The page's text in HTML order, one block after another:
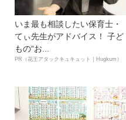
いま最も相談したい保育士・
てぃ先生がアドバイス！ 子ど
もの“お...
PR（花王アタックキュキュット｜Hugkum）